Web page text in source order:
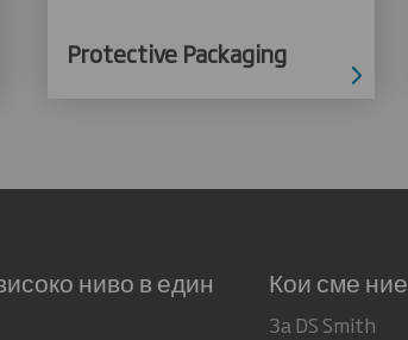
Protective Packaging
ниво в един
Кои сме ние
За DS Smith